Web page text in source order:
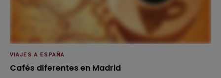
VIAJES A ESPAÑA
Cafés diferentes en Madrid